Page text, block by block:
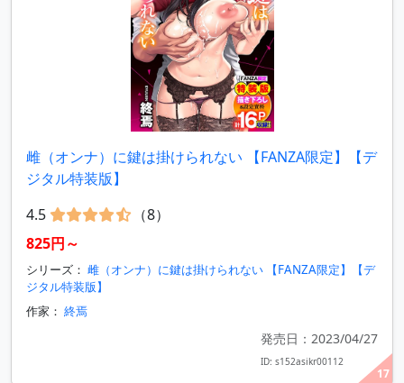
17
雌（オンナ）に鍵は掛けられない 【FANZA限定】【デ
ジタル特装版】
4.5
（8）
825円～
シリーズ： 雌（オンナ）に鍵は掛けられない 【FANZA限定】【デ
ジタル特装版】
作家： 終焉
発売日：2023/04/27
ID: s152asikr00112